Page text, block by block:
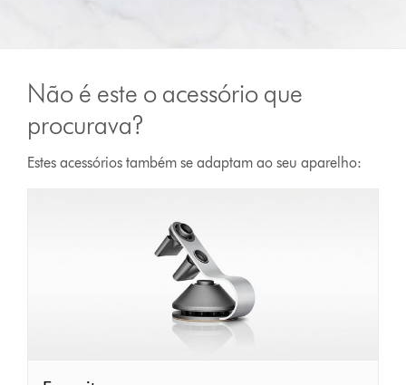
Não é este o acessório que
procurava?
Estes acessórios também se adaptam ao seu aparelho: